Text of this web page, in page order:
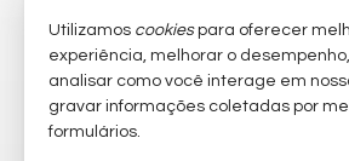
VEJA MAIS
receba nosso newsletter
Utilizamos cookiespara oferecer
experiência, melhorar o desempenho,
analisar como você interage em
gravar informações coletadas por
formulários.